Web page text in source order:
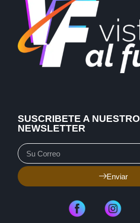
SUSCRIBETE A NUESTRO
NEWSLETTER
Enviar